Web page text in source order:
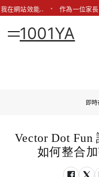
在網站效能.. 作為一位家
1001YA
即
Vector Dot Fun
如何整合